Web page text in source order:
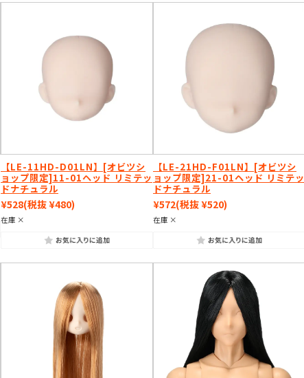
【LE-11HD-D01LN】[オビツシ
ョップ限定]11-01ヘッド リミテッ
ドナチュラル
¥528(税抜 ¥480)
在庫 ×
【LE-21HD-F01LN】[オビツシ
ョップ限定]21-01ヘッド リミテッ
ドナチュラル
¥572(税抜 ¥520)
在庫 ×